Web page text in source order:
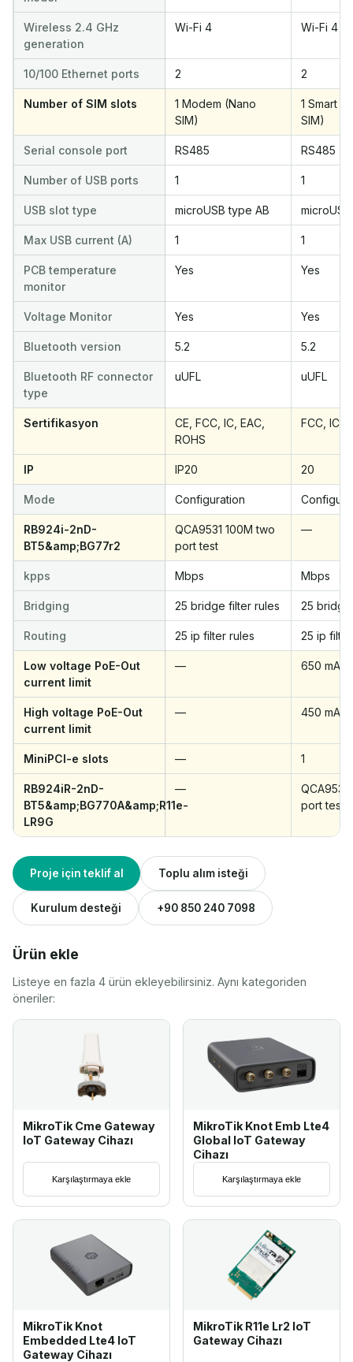
Wireless 2.4 GHz
generation
Wi-Fi 4 Wi-Fi 4
10/100 Ethernet ports 2 2
Number of SIM slots
1 Modem (Nano
SIM)
1 Smart
SIM)
Serial console port RS485 RS485
Number of USB ports 1 1
USB slot type microUSB type AB
Max USB current (A) 1 1
PCB temperature
monitor
Yes Yes
Voltage Monitor Yes Yes
Bluetooth version 5.2 5.2
Bluetooth RF connector
type
uUFL uUFL
Sertifikasyon
CE, FCC, IC, EAC,
ROHS
FCC, IC,
IP IP20 20
Mode Configuration
RB924i-2nD-
BT5&amp;BG77r2
QCA9531 100M two
port test
—
kpps Mbps Mbps
Bridging 25 bridge filter rules 25
Routing 25 ip filter rules 25 ip
Low voltage PoE-Out
current limit
— 650 mA
High voltage PoE-Out
current limit
— 450 mA
MiniPCI-e slots — 1
RB924iR-2nD-
BT5&amp;BG770A&amp;R11e-
LR9G
—
QCA9531
port test
Proje için teklif al Toplu alım isteği
Kurulum desteği +90 850 240 7098
Ürün ekle
Listeye en fazla 4 ürün ekleyebilirsiniz. Aynı kategoriden
öneriler:
MikroTik Cme Gateway
IoT Gateway Cihazı
Karşılaştırmaya ekle
MikroTik Knot Emb Lte4
Global IoT Gateway
Cihazı
Karşılaştırmaya ekle
MikroTik Knot
Embedded Lte4 IoT
Gateway Cihazı
MikroTik R11e Lr2 IoT
Gateway Cihazı